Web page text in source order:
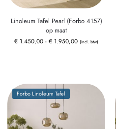
Linoleum Tafel Pearl (Forbo 4157)
op maat
€ 1.450,00 - € 1.950,00 (incl. btw)
Forbo Linoleum Tafel